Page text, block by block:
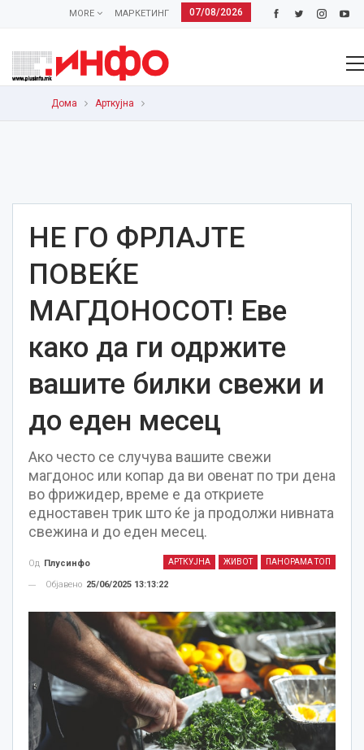
07/08/2026
МАРКЕТИНГ
MORE
Дома Арткујна
НЕ ГО ФРЛАЈТЕ
ПОВЕЌЕ
МАГДОНОСОТ! Еве
како да ги одржите
вашите билки свежи и
до еден месец
Ако често се случува вашите свежи
магдонос или копар да ви овенат по три дена
во фрижидер, време е да откриете
едноставен трик што ќе ја продолжи нивната
свежина и до еден месец.
АРТКУЈНА ЖИВОТ ПАНОРАМА ТОП
Од Плусинфо
Објавено 25/06/2025 13:13:22